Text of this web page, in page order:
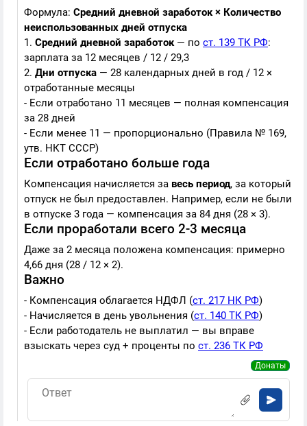
Формула: Средний дневной заработок × Количество
неиспользованных дней отпуска
1. Средний дневной заработок— по ст. 139 ТК РФ:
зарплата за 12 месяцев / 12 / 29,3
2. Дни отпуска — 28 календарных дней в год / 12 ×
отработанные месяцы
- Если отработано 11 месяцев — полная компенсация
за 28 дней
- Если менее 11 — пропорционально (Правила № 169,
утв. НКТ СССР)
Если отработано больше года
Компенсация начисляется за весь период, за который
отпуск не был предоставлен. Например, если не были
в отпуске 3 года — компенсация за 84 дня (28 × 3).
Если проработали всего 2-3 месяца
Даже за 2 месяца положена компенсация: примерно
4,66 дня (28 / 12 × 2).
Важно
- Компенсация облагается НДФЛ (ст. 217 НК РФ)
- Начисляется в день увольнения (ст. 140 ТК РФ)
- Если работодатель не выплатил — вы вправе
взыскать через суд + проценты по ст. 236 ТК РФ
Донаты